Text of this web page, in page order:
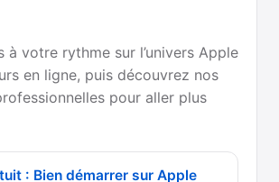
à votre rythme sur l’univers Apple
en ligne, puis découvrez nos
pour aller plus
: Bien démarrer sur Apple